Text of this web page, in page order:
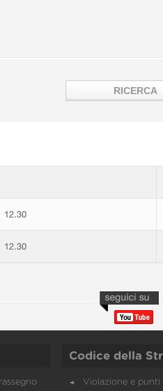
Codice della
Violazione e punti